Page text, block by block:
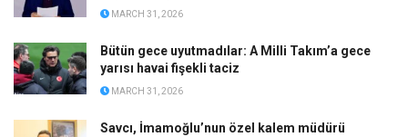
MARCH 31, 2026
Bütün gece uyutmadılar: A Milli Takım’a gece
yarısı havai fişekli taciz
MARCH 31, 2026
Savcı, İmamoğlu’nun özel kalem müdürü